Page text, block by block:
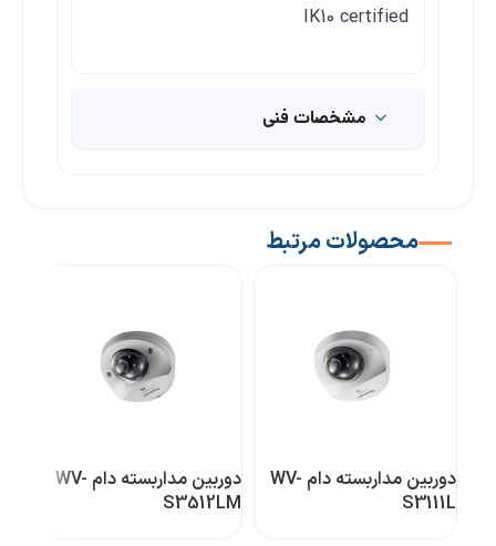
IK10 certified
مشخصات فنی
محصولات مرتبط
دوربین مداربسته دام WV-
S3111L
دوربین مداربسته دام WV-
S3512LM